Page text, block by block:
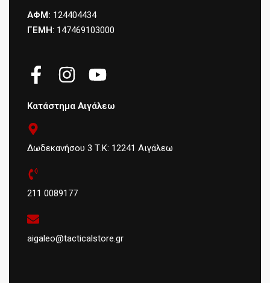
ΑΦΜ: 124404434
ΓΕΜΗ: 147469103000
Κατάστημα Αιγάλεω
Δωδεκανήσου 3 Τ.Κ: 12241 Αιγάλεω
211 0089177
aigaleo@tacticalstore.gr